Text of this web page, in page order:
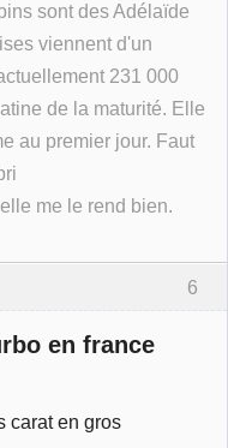
sont des Adélaïde
viennent d'un
231 000
de la maturité. Elle
au premier jour. Faut
me le rend bien.
6
en france
carat en gros